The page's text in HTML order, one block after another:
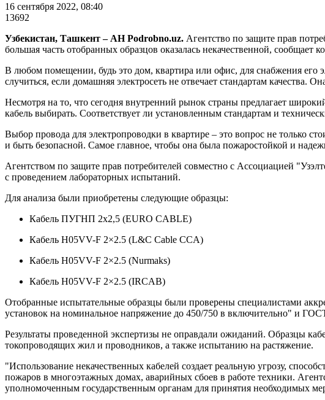
16 сентября 2022, 08:40
13692
Узбекистан, Ташкент – АН Podrobno.uz. Агентство по защите прав
большая часть отобранных образцов оказалась некачественной, сообщает
В любом помещении, будь это дом, квартира или офис, для снабжения
случиться, если домашняя электросеть не отвечает стандартам качества.
Несмотря на то, что сегодня внутренний рынок страны предлагает
кабель выбирать. Соответствует ли установленным стандартам и
Выбор провода для электропроводки в квартире – это вопрос не только
и быть безопасной. Самое главное, чтобы она была пожаростойкой и
Агентством по защите прав потребителей совместно с Ассоциацией
с проведением лабораторных испытаний.
Для анализа были приобретены следующие образцы:
Кабель ПУГНП 2х2,5 (EURO CABLE)
Кабель H05VV-F 2×2.5 (L&C Cable CCA)
Кабель H05VV-F 2×2.5 (Nurmaks)
Кабель H05VV-F 2×2.5 (IRCAB)
Отобранные испытательные образцы были проверены специалистами
установок на номинальное напряжение до 450/750 в включительно" и
Результаты проведенной экспертизы не оправдали ожиданий. Образцы
токопроводящих жил и проводников, а также испытанию на растяжение.
"Использование некачественных кабелей создает реальную угрозу,
пожаров в многоэтажных домах, аварийных сбоев в работе техники.
уполномоченным государственным органам для принятия необходимых